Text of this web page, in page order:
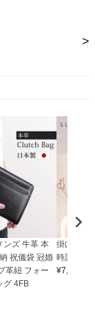
ンズ 牛革 本
祝儀袋 冠婚
革紐 フォー
グ 4FB
掛け時計
時計
¥7,150